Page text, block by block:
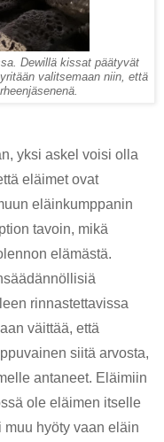
Dewillä kissat päätyvät
valitsemaan niin, että
yksi askel voisi olla
eläimet ovat
eläinkumppanin
tavoin, mikä
elämästä.
rinnastettavissa
väittää, että
siitä arvosta,
antaneet. Eläimiin
ole eläimen itselle
hyöty vaan eläin